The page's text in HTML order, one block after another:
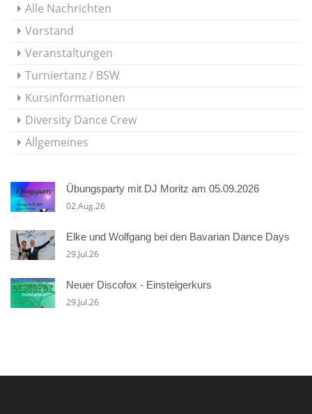
Alle Nachrichten
Vorstand
Veranstaltungen
Turniertanz / BSW
Kursinformationen
Diversity Dance Crew
Allgemeines
Übungsparty mit DJ Moritz am 05.09.2026
02.Aug.26
Elke und Wolfgang bei den Bavarian Dance Days
29.Jul.26
Neuer Discofox - Einsteigerkurs
29.Jul.26